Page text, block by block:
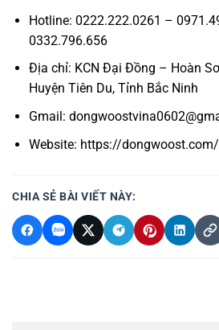
Hotline: 0222.222.0261 –
0332.796.656
Địa chỉ: KCN Đại Đồng – Hoàn
Huyện Tiên Du, Tỉnh Bắc Ninh
Gmail:
Website: https://dongwoost.com/
CHIA SẺ BÀI VIẾT NÀY: